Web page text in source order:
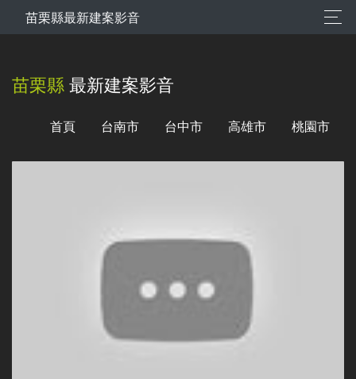
苗栗縣最新建案影音
苗栗縣 最新建案影音
首頁 台南市 台中市 高雄市 桃園市